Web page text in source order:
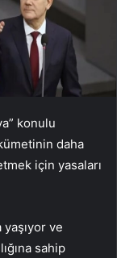
konulu
daha
için yasaları
yaşıyor ve
sahip